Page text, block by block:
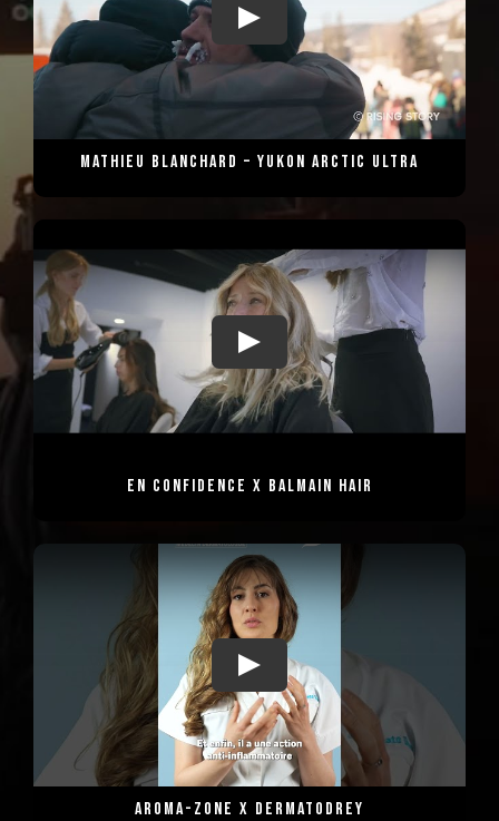
Mathieu Blanchard – Yukon Arctic Ultra
En Confidence x Balmain Hair
Aroma-Zone x Dermatodrey